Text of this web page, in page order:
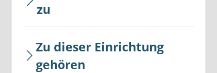
zu
Zu dieser Einrichtung
gehören